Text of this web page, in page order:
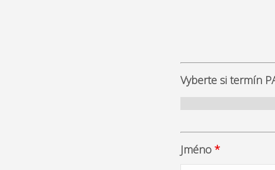
Vyberte si termín
Jméno *